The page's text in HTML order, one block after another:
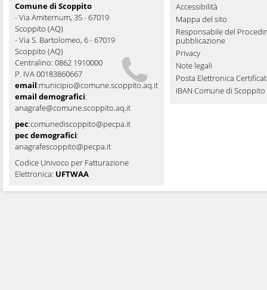
Comune di Scoppito
- Via Amiternum, 35 - 67019
Scoppito (AQ)
- Via S. Bartolomeo, 6 - 67019
Scoppito (AQ)
Centralino: 0862 1910000
P. IVA 00183860667
email:municipio@comune.scoppito.aq.it
email demografici:
anagrafe@comune.scoppito.aq.it
pec:comunediscoppito@pecpa.it
pec demografici:
anagrafescoppito@pecpa.it
Codice Univoco per Fatturazione
Elettronica: UFTWAA
Accessibilità
Mappa del sito
Responsabile del
pubblicazione
Privacy
Note legali
Posta Elettronica
IBAN Comune di Scoppito